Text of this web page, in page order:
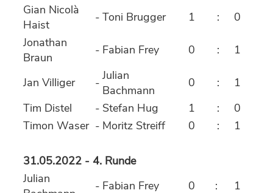
Gian Nicolà
Haist
- Toni Brugger 1 :
0
Jonathan
Braun
- Fabian Frey 0 : 1
Jan Villiger - Julian
Bachmann
0 :
1
Tim Distel
- Stefan Hug 1 :
0
Timon Waser - Moritz Streiff 0 : 1
31.05.2022 - 4. Runde
Julian
- Fabian Frey 0 :
1